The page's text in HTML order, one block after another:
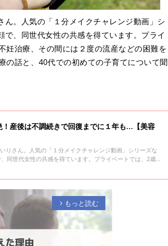
。人気の「１分メイクチャレンジ動画」シ
、同世代女性の共感を得ています。プライ
妊治療、その間には２度の流産などの困難を
の話と、40代での初めての子育てについて聞
産後は不調続きで回復までに１年も…【美容
りさん。人気の「１分メイクチャレンジ動画」シリーズな
同世代女性の共感を得ています。プライベートでは、2歳
arrow_forward_ios もっと読む